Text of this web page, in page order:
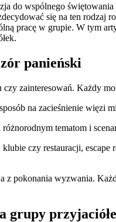
do wspólnego
się na ten rodzaj
pracę w grupie. W tym
panieński
zainteresowań. Każdy
na zacieśnienie więzi
tematom i
czy restauracji,
z pokonania wyzwania.
grupy